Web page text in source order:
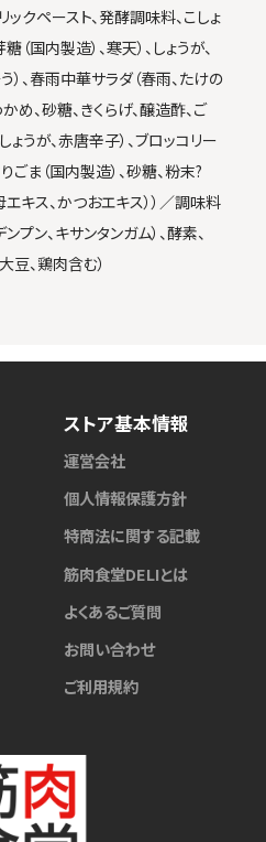
ックペースト、発酵調味料、こしょ
国内製造）、寒天）、しょうが、
）、春雨中華サラダ（春雨、たけの
め、砂糖、きくらげ、醸造酢、ご
ょうが、赤唐辛子）、ブロッコリー
ごま（国内製造）、砂糖、粉末?
エキス、かつおエキス））／調味料
プン、キサンタンガム）、酵素、
豆、鶏肉含む）
ストア基本情報
運営会社
個人情報保護方針
特商法に関する記載
筋肉食堂DELIとは
よくあるご質問
お問い合わせ
ご利用規約